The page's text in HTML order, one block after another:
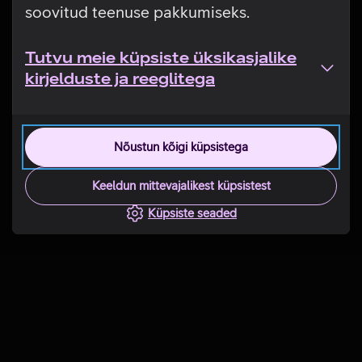
soovitud teenuse pakkumiseks.
Tutvu meie küpsiste üksikasjalike
kirjelduste ja reeglitega
Nõustun kõigi küpsistega
Keeldun mittevajalikest küpsistest
Küpsiste seaded